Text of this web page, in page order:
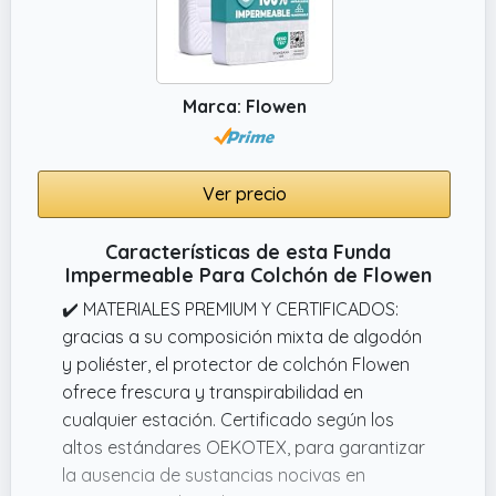
Marca: Flowen
Ver precio
Características de esta Funda
Impermeable Para Colchón de Flowen
✔️ MATERIALES PREMIUM Y CERTIFICADOS:
gracias a su composición mixta de algodón
y poliéster, el protector de colchón Flowen
ofrece frescura y transpirabilidad en
cualquier estación. Certificado según los
altos estándares OEKOTEX, para garantizar
la ausencia de sustancias nocivas en